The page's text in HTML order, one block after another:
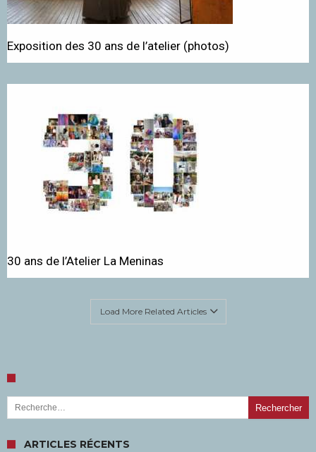
Exposition des 30 ans de l’atelier (photos)
30 ans de l’Atelier La Meninas
Load More Related Articles
Rechercher :
ARTICLES RÉCENTS